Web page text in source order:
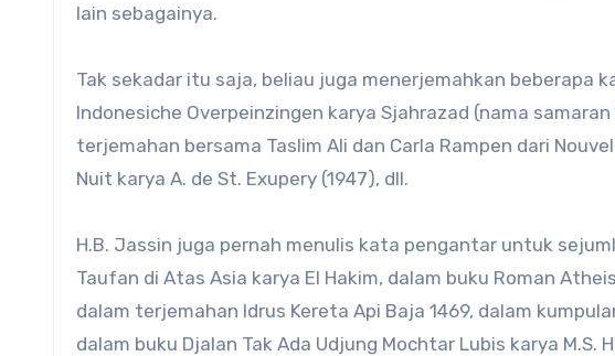
lain sebagainya.
Tak sekadar itu saja, beliau juga menerjemahkan beberapa
Indonesiche Overpeinzingen karya Sjahrazad (nama
terjemahan bersama Taslim Ali dan Carla Rampen dari
Nuit karya A. de St. Exupery (1947), dll.
H.B. Jassin juga pernah menulis kata pengantar untuk
Taufan di Atas Asia karya El Hakim, dalam buku Roman
dalam terjemahan Idrus Kereta Api Baja 1469, dalam
dalam buku Djalan Tak Ada Udjung Mochtar Lubis karya M.S.